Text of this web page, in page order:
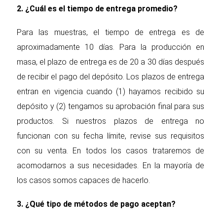
2. ¿Cuál es el tiempo de entrega promedio?
Para las muestras, el tiempo de entrega es de
aproximadamente 10 días. Para la producción en
masa, el plazo de entrega es de 20 a 30 días después
de recibir el pago del depósito. Los plazos de entrega
entran en vigencia cuando (1) hayamos recibido su
depósito y (2) tengamos su aprobación final para sus
productos. Si nuestros plazos de entrega no
funcionan con su fecha límite, revise sus requisitos
con su venta. En todos los casos trataremos de
acomodarnos a sus necesidades. En la mayoría de
los casos somos capaces de hacerlo.
3. ¿Qué tipo de métodos de pago aceptan?